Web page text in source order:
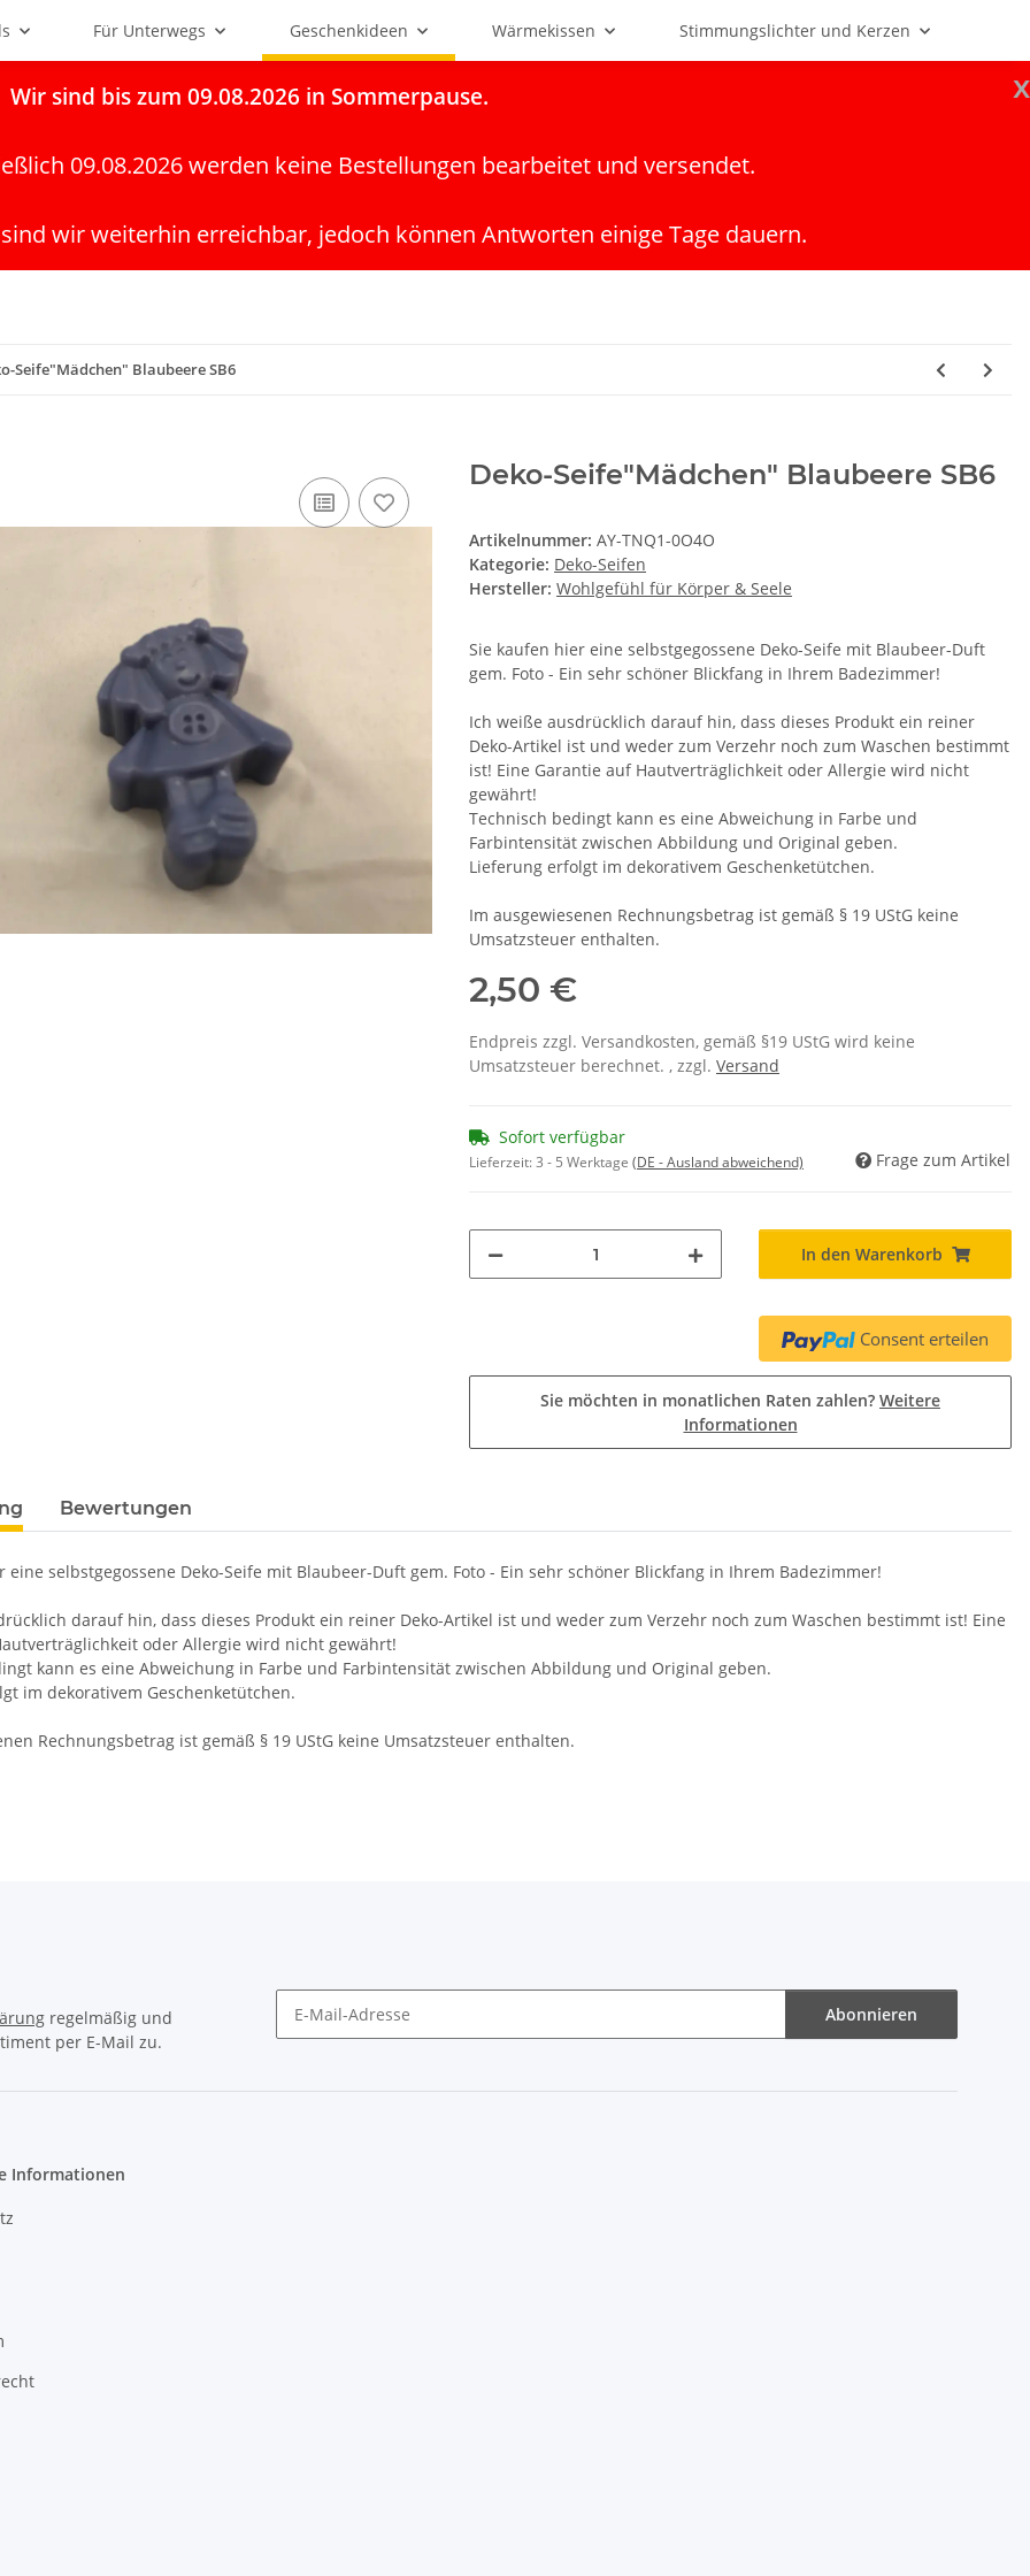
Für Unterwegs Geschenkideen Wärmekissen Stimmungslichter und Kerzen
x
Wir sind bis zum 09.08.2026 in Sommerpause.
09.08.2026 werden keine Bestellungen bearbeitet und versendet.
wir weiterhin erreichbar, jedoch können Antworten einige Tage dauern.
Seife"Mädchen" Blaubeere SB6
Deko-Seife"Mädchen" Blaubeere SB6
Artikelnummer: AY-TNQ1-0O4O
Kategorie: Deko-Seifen
Hersteller: Wohlgefühl für Körper & Seele
Sie kaufen hier eine selbstgegossene Deko-Seife mit Blaubeer-Duft
gem. Foto - Ein sehr schöner Blickfang in Ihrem Badezimmer!
Ich weiße ausdrücklich darauf hin, dass dieses Produkt ein reiner
Deko-Artikel ist und weder zum Verzehr noch zum Waschen bestimmt
ist! Eine Garantie auf Hautverträglichkeit oder Allergie wird nicht
gewährt!
Technisch bedingt kann es eine Abweichung in Farbe und
Farbintensität zwischen Abbildung und Original geben.
Lieferung erfolgt im dekorativem Geschenketütchen.
Im ausgewiesenen Rechnungsbetrag ist gemäß § 19 UStG keine
Umsatzsteuer enthalten.
2,50 €
Endpreis zzgl. Versandkosten, gemäß §19 UStG wird keine
Umsatzsteuer berechnet. , zzgl. Versand
Sofort verfügbar
Lieferzeit:3 - 5 Werktage (DE - Ausland abweichend) Frage zum Artikel
In den Warenkorb
Consent erteilen
Sie möchten in monatlichen Raten zahlen? Weitere
Informationen
Bewertungen
eine selbstgegossene Deko-Seife mit Blaubeer-Duft gem. Foto - Ein sehr schöner Blickfang in Ihrem Badezimmer!
darauf hin, dass dieses Produkt ein reiner Deko-Artikel ist und weder zum Verzehr noch zum Waschen bestimmt ist! Eine
oder Allergie wird nicht gewährt!
kann es eine Abweichung in Farbe und Farbintensität zwischen Abbildung und Original geben.
im dekorativem Geschenketütchen.
Rechnungsbetrag ist gemäß § 19 UStG keine Umsatzsteuer enthalten.
regelmäßig und
per E-Mail zu.
Abonnieren
Informationen